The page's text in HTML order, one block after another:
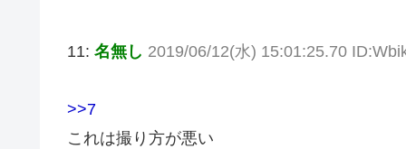
11: 名無し 2019/06/12(水) 15:01:25.70
>>7
これは撮り方が悪い